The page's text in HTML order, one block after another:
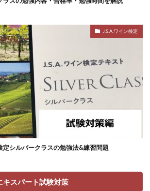
J.S.A.ワイン検定
定シルバークラスの勉強法&練習問題
キスパート試験対策